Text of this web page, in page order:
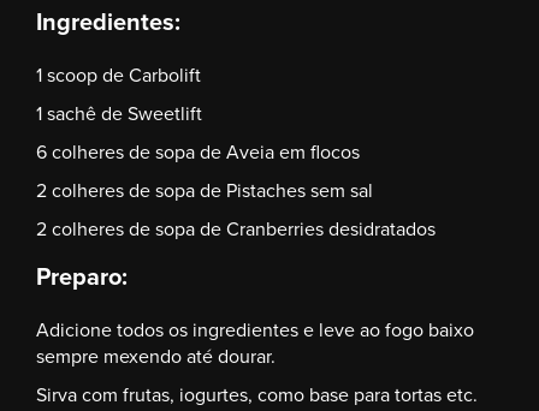
Ingredientes:
1 scoop de Carbolift
1 sachê de Sweetlift
6 colheres de sopa de Aveia em flocos
2 colheres de sopa de Pistaches sem sal
2 colheres de sopa de Cranberries desidratados
Preparo:
Adicione todos os ingredientes e leve ao fogo baixo
sempre mexendo até dourar.
Sirva com frutas, iogurtes, como base para tortas etc.